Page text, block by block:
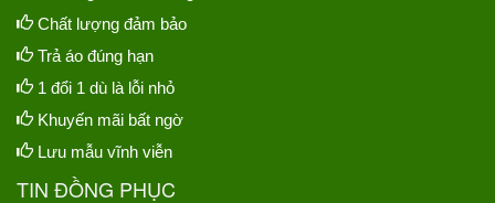
Chất lượng đảm bảo
Trả áo đúng hạn
1 đổi 1 dù là lỗi nhỏ
Khuyến mãi bất ngờ
Lưu mẫu vĩnh viễn
TIN ĐỒNG PHỤC